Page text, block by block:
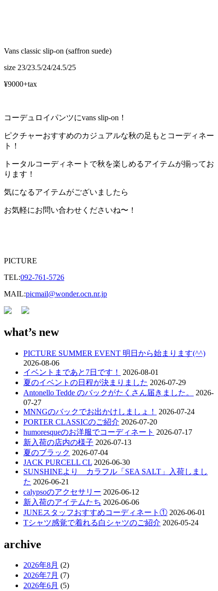
Vans classic slip-on (saffron suede)
size 23/23.5/24/24.5/25
¥9000+tax
コーデュロイパンツにvans slip-on！
ピクチャーおすすめのカジュアルな秋の足もとコーディネー
ト！
トータルコーディネートで秋を楽しめるアイテムが揃ってお
ります！
気になるアイテムがございましたら
お気軽にお問い合わせくださいね〜！
PICTURE
TEL:092-761-5726
MAIL:picmail@wonder.ocn.nr.jp
what’s new
PICTURE SUMMER EVENT 明日から始まります(^^)
2026-08-06
イベントまであと7日です！
2026-08-01
夏のイベントの日程が決まりました 2026-07-29
Antonello Tedde のバックがたくさん届きました。
2026-
07-27
MNNGのバックでお出かけしましょ！
2026-07-24
PORTER CLASSICのご紹介 2026-07-20
humoresqueのお洋服でコーディネート 2026-07-17
新入荷の店内の様子 2026-07-13
夏のブラック 2026-07-04
JACK PURCELL CL 2026-06-30
SUNSHINEより カラフル「SEA SALT」入荷しまし
た 2026-06-21
calypsoのアクセサリー 2026-06-12
新入荷のアイテムたち 2026-06-06
JUNEスタッフおすすめコーディネート① 2026-06-01
Tシャツ感覚で着れる白シャツのご紹介 2026-05-24
archive
2026年8月 (2)
2026年7月 (7)
2026年6月 (5)